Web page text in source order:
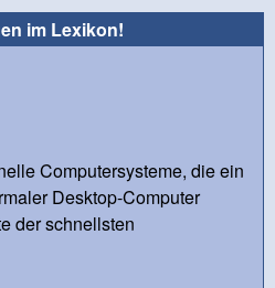
im Lexikon!
Computersysteme, die ein
Desktop-Computer
der schnellsten